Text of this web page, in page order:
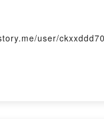
user/